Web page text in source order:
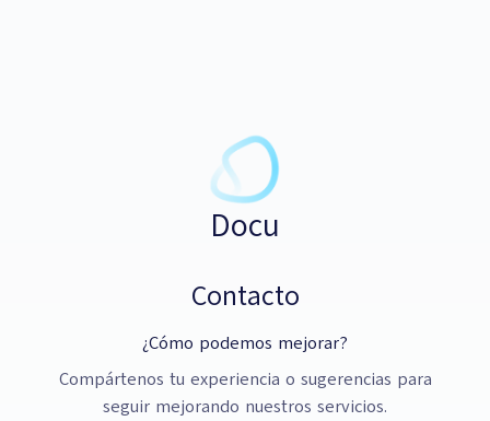
Docu
Contacto
¿Cómo podemos mejorar?
Compártenos tu experiencia o sugerencias para
seguir mejorando nuestros servicios.